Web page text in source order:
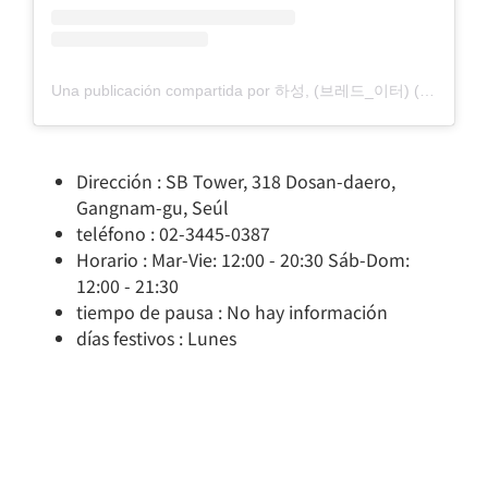
Dirección : SB Tower, 318 Dosan-daero,
Gangnam-gu, Seúl
teléfono : 02-3445-0387
Horario : Mar-Vie: 12:00 - 20:30 Sáb-Dom:
12:00 - 21:30
tiempo de pausa : No hay información
días festivos : Lunes